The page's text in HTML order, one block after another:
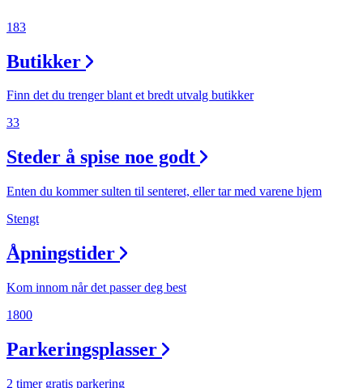
183
Butikker
Finn det du trenger blant et bredt utvalg butikker
33
Steder å spise noe godt
Enten du kommer sulten til senteret, eller tar med varene hjem
Stengt
Åpningstider
Kom innom når det passer deg best
1800
Parkeringsplasser
2 timer gratis parkering